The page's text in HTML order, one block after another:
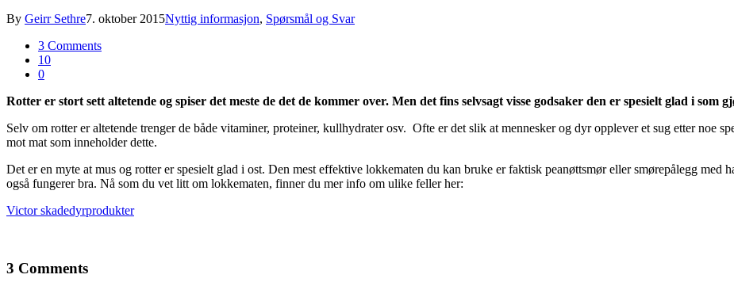
By Geirr Sethre7. oktober 2015Nyttig informasjon, Spørsmål og Svar
3 Comments
10
0
Rotter er stort sett altetende og spiser det meste de det de kommer over. Men det fins selvsagt visse godsaker den er spesielt glad i som
Selv om rotter er altetende trenger de både vitaminer, proteiner, kullhydrater osv. Ofte er det slik at mennesker og dyr opplever et sug etter noe
mot mat som inneholder dette.
Det er en myte at mus og rotter er spesielt glad i ost. Den mest effektive lokkematen du kan bruke er faktisk peanøttsmør eller smørepålegg med
også fungerer bra. Nå som du vet litt om lokkematen, finner du mer info om ulike feller her:
Victor skadedyrprodukter
3 Comments